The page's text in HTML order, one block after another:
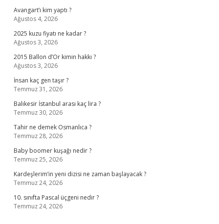
Avangart’ı kim yaptı ?
Ağustos 4, 2026
2025 kuzu fiyatı ne kadar ?
Ağustos 3, 2026
2015 Ballon d’Or kimin hakkı ?
Ağustos 3, 2026
İnsan kaç gen taşır ?
Temmuz 31, 2026
Balıkesir İstanbul arası kaç lira ?
Temmuz 30, 2026
Tahir ne demek Osmanlıca ?
Temmuz 28, 2026
Baby boomer kuşağı nedir ?
Temmuz 25, 2026
Kardeşlerim’in yeni dizisi ne zaman başlayacak ?
Temmuz 24, 2026
10. sınıfta Pascal üçgeni nedir ?
Temmuz 24, 2026